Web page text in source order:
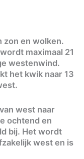
zon en wolken.
maximaal 21
westenwind.
het kwik naar 13
west naar
ochtend en
bij. Het wordt
west en is